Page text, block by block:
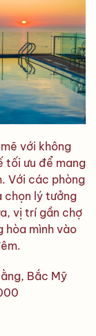
với không
tối ưu để mang
Với các phòng
chọn lý tưởng
vị trí gần chợ
hòa mình vào
Bắc Mỹ